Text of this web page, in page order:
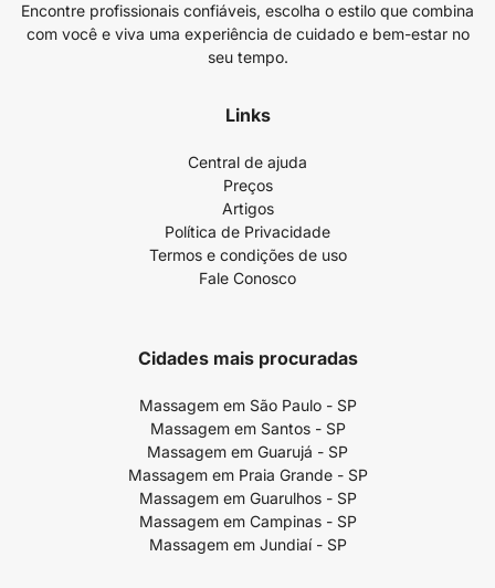
Encontre profissionais confiáveis, escolha o estilo que combina
com você e viva uma experiência de cuidado e bem-estar no
seu tempo.
Links
Central de ajuda
Preços
Artigos
Política de Privacidade
Termos e condições de uso
Fale Conosco
Cidades mais procuradas
Massagem em São Paulo - SP
Massagem em Santos - SP
Massagem em Guarujá - SP
Massagem em Praia Grande - SP
Massagem em Guarulhos - SP
Massagem em Campinas - SP
Massagem em Jundiaí - SP